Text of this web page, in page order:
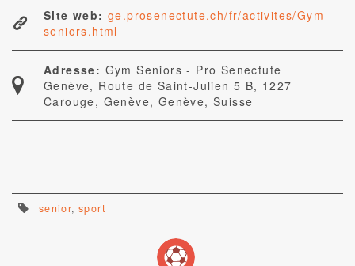
Site web: ge.prosenectute.ch/fr/activites/Gym-
seniors.html
Adresse: Gym Seniors - Pro Senectute
Genève, Route de Saint-Julien 5 B, 1227
Carouge, Genève, Genève, Suisse
senior,sport